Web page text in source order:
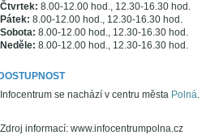
Čtvrtek: 8.00-12.00 hod., 12.30-16.30 hod.
Pátek: 8.00-12.00 hod., 12.30-16.30 hod.
Sobota: 8.00-12.00 hod., 12.30-16.30 hod.
Neděle: 8.00-12.00 hod., 12.30-16.30 hod.
DOSTUPNOST
Infocentrum se nachází v centru města Polná.
Zdroj informací: www.infocentrumpolna.cz